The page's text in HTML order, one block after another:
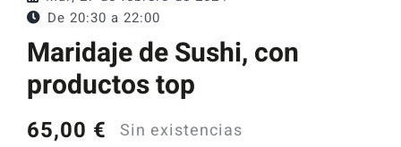
De 20:30 a 22:00
Maridaje de Sushi, con
productos top
65,00 € Sin existencias